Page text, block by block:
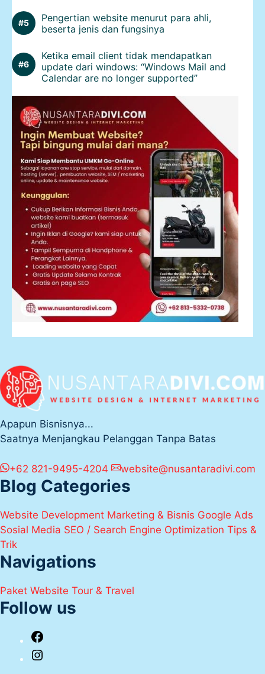
Pengertian website menurut para ahli,
beserta jenis dan fungsinya
Ketika email client tidak mendapatkan
update dari windows: “Windows Mail and
Calendar are no longer supported”
Apapun Bisnisnya...
Saatnya Menjangkau Pelanggan Tanpa Batas
+62 821-9495-4204 website@nusantaradivi.com
Blog Categories
Website Development Marketing & Bisnis Google Ads
Sosial Media SEO / Search Engine Optimization Tips &
Trik
Navigations
Paket Website Tour & Travel
Follow us